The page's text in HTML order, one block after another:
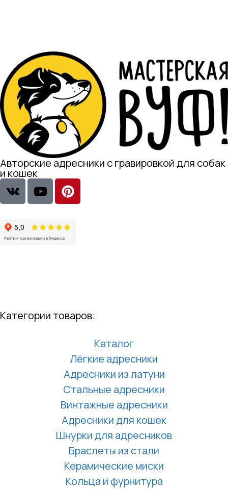
Авторские адресники с гравировкой для собак
и кошек
Категории товаров:
Каталог
Лёгкие адресники
Адресники из латуни
Стальные адресники
Винтажные адресники
Адресники для кошек
Шнурки для адресников
Браслеты из стали
Керамические миски
Кольца и фурнитура